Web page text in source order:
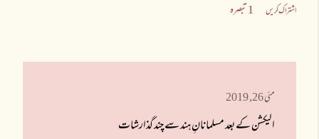
اشتراک کریں 1 تبصرہ
مئی 26, 2019
الیکشن کے بعد مسلمانانِ ہند سے چند گذارشات